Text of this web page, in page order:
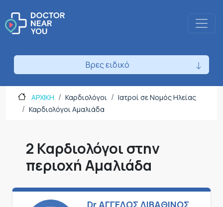
Βρες ειδικό
ΑΡΧΙΚΗ Καρδιολόγοι
Ιατροί σε Νομός Ηλείας
Καρδιολόγοι Αμαλιάδα
2 Καρδιολόγοι στην
περιοχή Αμαλιάδα